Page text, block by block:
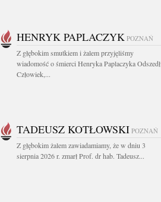
HENRYK PAPLACZYK POZNAŃ
Z głębokim smutkiem i żalem przyjęliśmy
wiadomość o śmierci Henryka Paplaczyka Odszedł
Człowiek,...
TADEUSZ KOTŁOWSKI POZNAŃ
Z głębokim żalem zawiadamiamy, że w dniu 3
sierpnia 2026 r. zmarł Prof. dr hab. Tadeusz...